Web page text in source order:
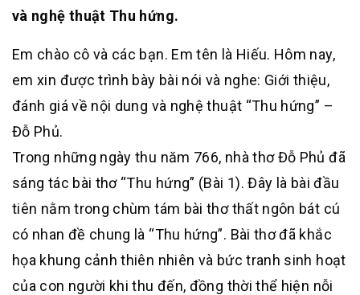
và nghệ thuật Thu hứng.
Em chào cô và các bạn. Em tên là Hiếu. Hôm nay,
em xin được trình bày bài nói và nghe: Giới thiệu,
đánh giá về nội dung và nghệ thuật “Thu hứng” –
Đỗ Phủ.
Trong những ngày thu năm 766, nhà thơ Đỗ Phủ đã
sáng tác bài thơ “Thu hứng” (Bài 1). Đây là bài đầu
tiên nằm trong chùm tám bài thơ thất ngôn bát cú
có nhan đề chung là “Thu hứng”. Bài thơ đã khắc
họa khung cảnh thiên nhiên và bức tranh sinh hoạt
của con người khi thu đến, đồng thời thể hiện nỗi